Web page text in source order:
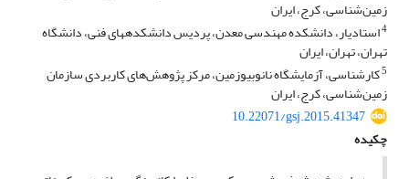
زمین‌شناسی، کرج، ایران
4 استادیار، دانشکده مهندسی معدن، پردیس دانشکده‎های فنی، دانشگاه
تهران، تهران، ایران
5کارشناسی، آزمایشگاه نانوبیوزمین، مرکز پژوهش‌های کاربردی سازمان
زمین‌شناسی، کرج، ایران
10.22071/gsj.2015.41347
چکیده